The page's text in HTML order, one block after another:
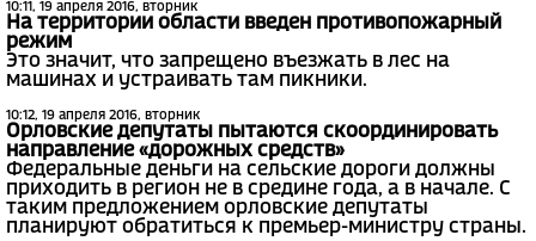
10:11, 19 апреля 2016, вторник
На территории области введен противопожарный
режим
Это значит, что запрещено въезжать в лес на
машинах и устраивать там пикники.
10:12, 19 апреля 2016, вторник
Орловские депутаты пытаются скоординировать
направление «дорожных средств»
Федеральные деньги на сельские дороги должны
приходить в регион не в средине года, а в начале. С
таким предложением орловские депутаты
планируют обратиться к премьер-министру страны.